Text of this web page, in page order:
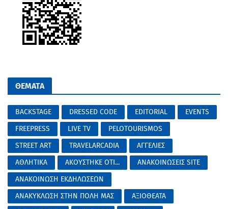
ΘΕΜΑΤΑ
BACKSTAGE DRESSED CODE EDITORIAL
EVENTS
FREEPRESS
LIVE TV
PELOTOURISMOS
STREET ART
TRAVELARCADIA
ΑΓΓΕΛΙΕΣ
ΑΘΛΗΤΙΚΑ
ΑΚΟΥΣΤΗΚΕ ΟΤΙ...
ΑΝΑΚΟΙΝΩΣΕΙΣ SITE
ΑΝΑΚΟΙΝΩΣΗ ΕΚΔΗΛΩΣΕΩΝ
ΑΝΑΚΥΚΛΩΣΗ ΣΤΗΝ ΠΟΛΗ ΜΑΣ
ΑΞΙΟΘΕΑΤΑ